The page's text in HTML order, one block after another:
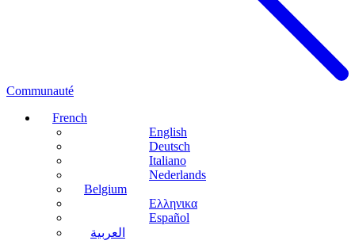
Communauté
French
English
Deutsch
Italiano
Nederlands
Belgium
Ελληνικα
Español
العربية